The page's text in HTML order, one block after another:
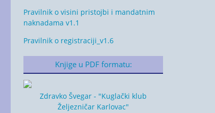
Pravilnik o visini pristojbi i mandatnim
naknadama v1.1
Pravilnik o registraciji_v1.6
Knjige u PDF formatu:
Zdravko Švegar - "Kuglački klub
Željezničar Karlovac"